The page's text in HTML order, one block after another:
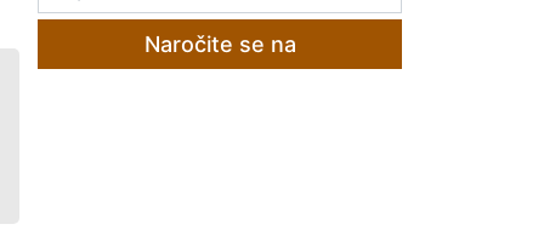
Naročite se na